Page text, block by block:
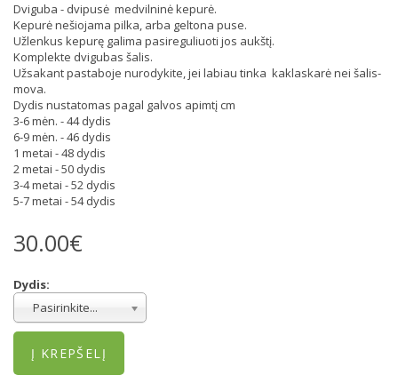
Dviguba - dvipusė medvilninė kepurė.
Kepurė nešiojama pilka, arba geltona puse.
Užlenkus kepurę galima pasireguliuoti jos aukštį.
Komplekte dvigubas šalis.
Užsakant pastaboje nurodykite, jei labiau tinka kaklaskarė nei šalis-
mova.
Dydis nustatomas pagal galvos apimtį cm
3-6 mėn. - 44 dydis
6-9 mėn. - 46 dydis
1 metai - 48 dydis
2 metai - 50 dydis
3-4 metai - 52 dydis
5-7 metai - 54 dydis
30.00€
Dydis:
Pasirinkite...